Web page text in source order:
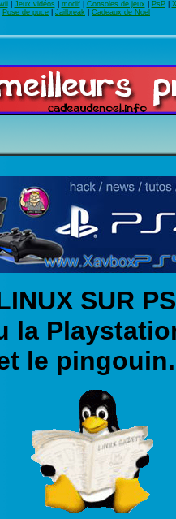
| Jeux vidéos| modif| Consoles de jeux| PsP|
Pose de puce Jailbreak Cadeaux de Noel
SUR
la
le